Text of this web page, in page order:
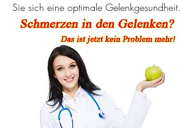
Sie sich eine optimale Gelenkgesundheit.